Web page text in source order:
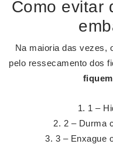
Como evitar
Na maioria das vezes,
pelo ressecamento dos
1 –
2 – Durma
3 – Enxague